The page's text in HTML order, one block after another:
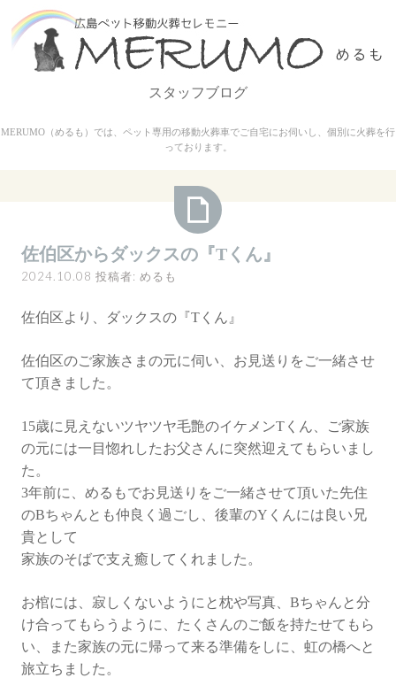
ン
スタッフブログ
MERUMO（めるも）では、ペット専用の移動火葬車でご自宅にお伺いし、個別に火葬を行
っております。
伯
か
ダ
ス
の
く
ん』
佐伯区からダックスの『Tくん』
2024.10.08 投稿者: めるも
佐伯区より、ダックスの『Tくん』
佐伯区のご家族さまの元に伺い、お見送りをご一緒させ
て頂きました。
15歳に見えないツヤツヤ毛艶のイケメンTくん、ご家族
の元には一目惚れしたお父さんに突然迎えてもらいまし
た。
3年前に、めるもでお見送りをご一緒させて頂いた先住
のBちゃんとも仲良く過ごし、後輩のYくんには良い兄
貴として
家族のそばで支え癒してくれました。
お棺には、寂しくないようにと枕や写真、Bちゃんと分
け合ってもらうように、たくさんのご飯を持たせてもら
い、また家族の元に帰って来る準備をしに、虹の橋へと
旅立ちました。